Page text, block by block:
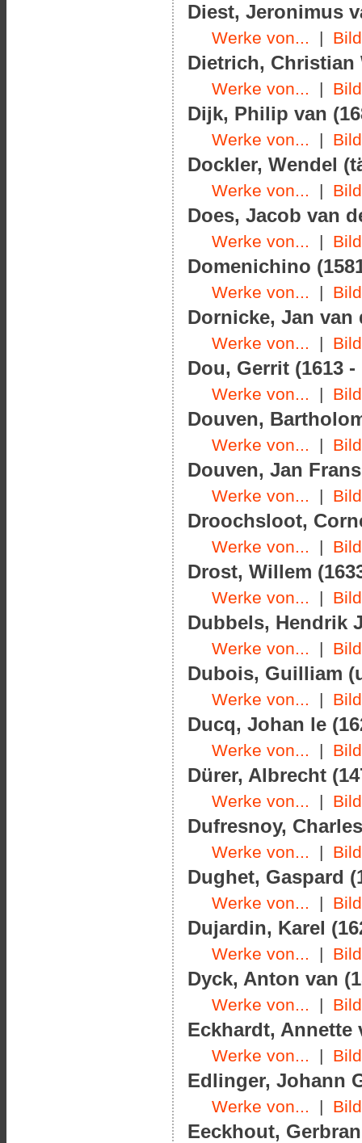
Diest, Jeronimus
Werke von... |
Dietrich, Christian
Werke von... |
Dijk, Philip van
Werke von... |
Dockler, Wendel
Werke von... |
Does, Jacob van
Werke von... |
Domenichino
Werke von... |
Dornicke, Jan van
Werke von... |
Dou, Gerrit (1613 -
Werke von... |
Douven,
Werke von... |
Douven, Jan
Werke von... |
Droochsloot,
Werke von... |
Drost, Willem
Werke von... |
Dubbels, Hendrik
Werke von... |
Dubois, Guilliam
Werke von... |
Ducq, Johan le
Werke von... |
Dürer, Albrecht
Werke von... |
Dufresnoy,
Werke von... |
Dughet, Gaspard
Werke von... |
Dujardin, Karel
Werke von... |
Dyck, Anton van
Werke von... |
Eckhardt, Annette
Werke von... |
Edlinger, Johann
Werke von... |
Eeckhout,